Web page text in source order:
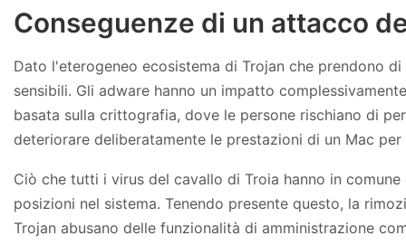
Conseguenze di un attacco
Dato l'eterogeneo ecosistema di Trojan che prendono
sensibili. Gli adware hanno un impatto
basata sulla crittografia, dove le persone rischiano di
deteriorare deliberatamente le prestazioni di un Mac
Ciò che tutti i virus del cavallo di Troia hanno in
posizioni nel sistema. Tenendo presente questo, la
Trojan abusano delle funzionalità di amministrazione